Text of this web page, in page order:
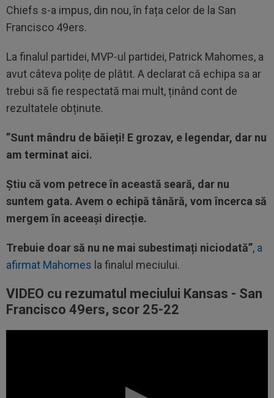
Chiefs s-a impus, din nou, în fața celor de la San
Francisco 49ers.
La finalul partidei, MVP-ul partidei, Patrick Mahomes, a
avut câteva polițe de plătit. A declarat că echipa sa ar
trebui să fie respectată mai mult, ținând cont de
rezultatele obținute.
”Sunt mândru de băieți! E grozav, e legendar, dar nu
am terminat aici.
Știu că vom petrece în această seară, dar nu
suntem gata. Avem o echipă tânără, vom încerca să
mergem în aceeași direcție.
Trebuie doar să nu ne mai subestimați niciodată”, a
afirmat Mahomes la finalul meciului.
VIDEO cu rezumatul meciului Kansas - San
Francisco 49ers, scor 25-22